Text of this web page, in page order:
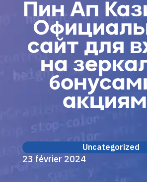
Пин Ап
сайт для
на
Uncategorized
23 février 2024